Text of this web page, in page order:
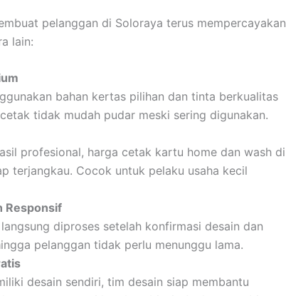
pelanggan di Soloraya terus mempercayakan
lain:
bahan kertas pilihan dan tinta berkualitas
tidak mudah pudar meski sering digunakan.
profesional, harga cetak kartu home dan wash di
terjangkau. Cocok untuk pelaku usaha kecil
Responsif
diproses setelah konfirmasi desain dan
pelanggan tidak perlu menunggu lama.
desain sendiri, tim desain siap membantu